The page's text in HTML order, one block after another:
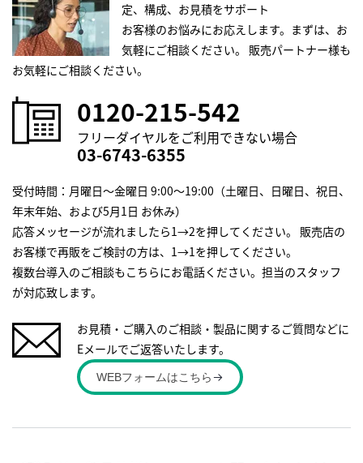
定、構成、お見積をサポート
お客様のお悩みにお応えします。まずは、お
気軽にご相談ください。
販売パートナー様も
お気軽にご相談ください。
0120-215-542
フリーダイヤルをご利用できない場合
03-6743-6355
受付時間：月曜日～金曜日 9:00～19:00（土曜日、日曜日、祝日、
年末年始、および5月1日 お休み）
応答メッセージが流れましたら1→2を押してください。 販売店の
お客様で再販をご検討の方は、1→1を押してください。
複数台導入のご相談もこちらにお電話ください。担当のスタッフ
が対応致します。
お見積・ご購入のご相談・製品に関するご質問などに
Eメールでご返答いたします。
WEBフォームはこちら